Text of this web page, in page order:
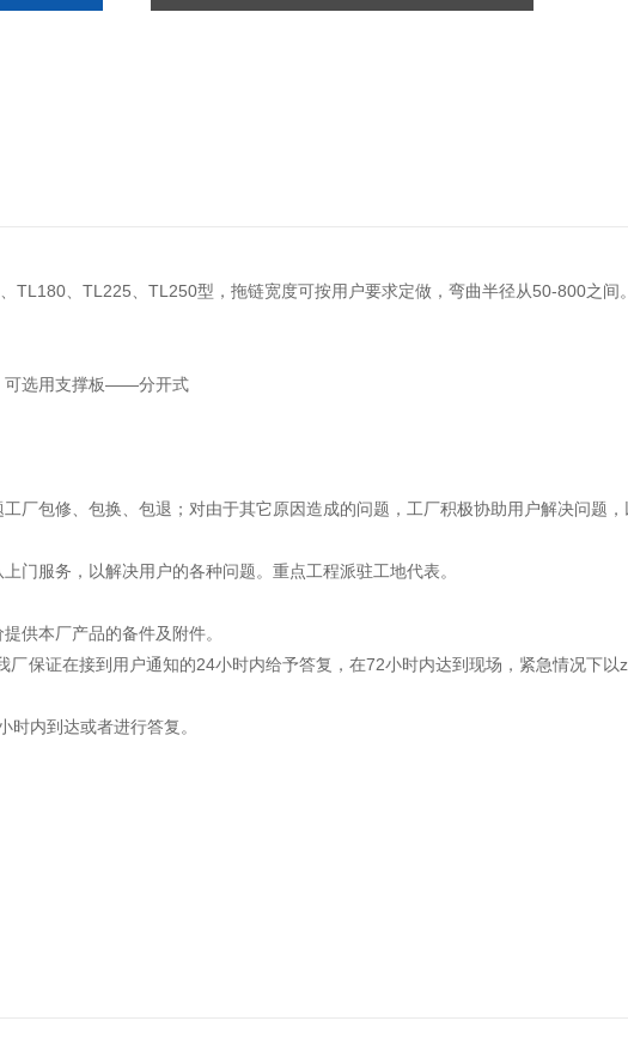
TL180、TL225、TL250型，拖链宽度可按用户要求定做，弯曲半径从50-800之间
可选用支撑板——分开式
厂包修、包换、包退；对由于其它原因造成的问题，工厂积极协助用户解决问题，
门服务，以解决用户的各种问题。重点工程派驻工地代表。
供本厂产品的备件及附件。
保证在接到用户通知的24小时内给予答复，在72小时内达到现场，紧急情况下以
内到达或者进行答复。